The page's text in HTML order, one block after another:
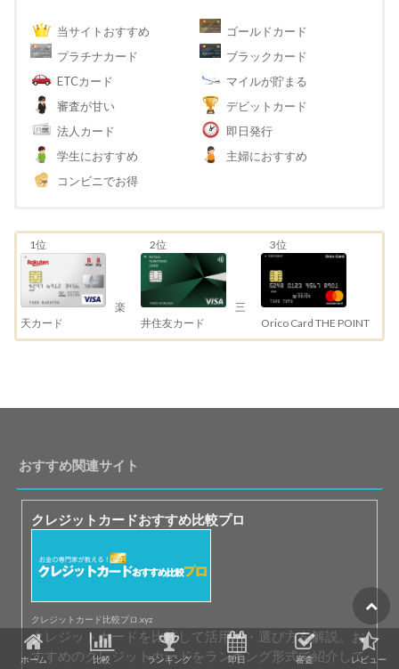
当サイトおすすめ
ゴールドカード
プラチナカード
ブラックカード
ETCカード
マイルが貯まる
審査が甘い
デビットカード
法人カード
即日発行
学生におすすめ
主婦におすすめ
コンビニでお得
1位
楽
天カード
2位
三
井住友カード
3位
Orico Card THE POINT
おすすめ関連サイト
クレジットカードおすすめ比較プロ
クレジットカード比較プロ.xyz
クレジットカードを比較して活用法・選び方を解説。お
すすめのクレジットカードをランキング形式で紹介して
ホーム 比較 ランキング 即日 審査 レビュー